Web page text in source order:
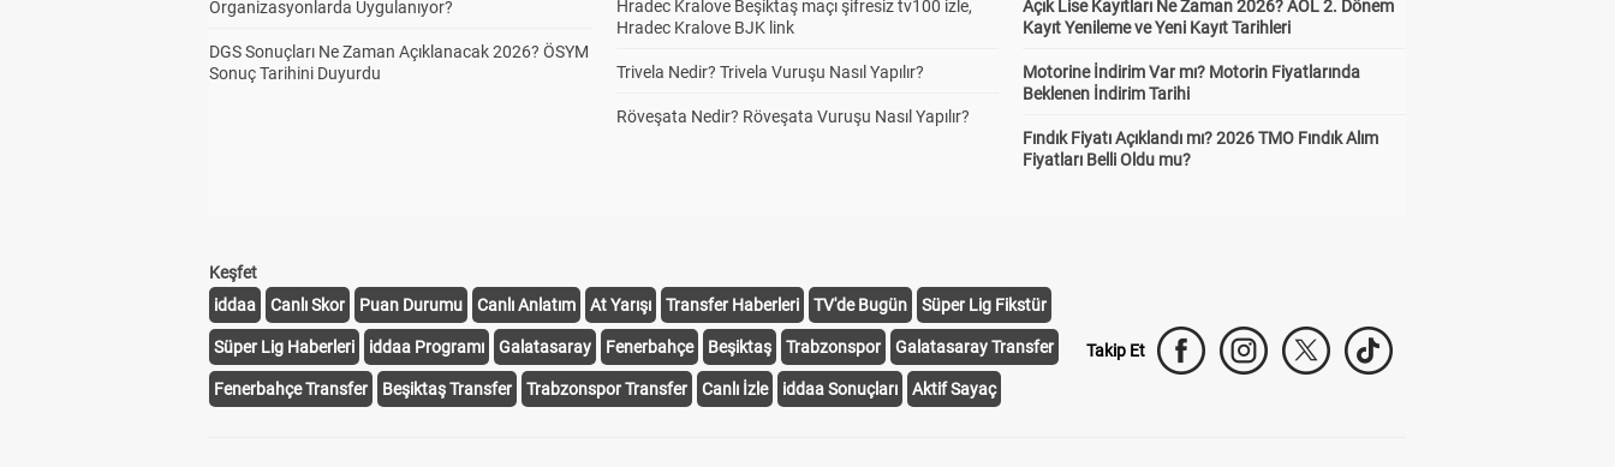
Organizasyonlarda Uygulanıyor?
DGS Sonuçları Ne Zaman Açıklanacak 2026? ÖSYM
Sonuç Tarihini Duyurdu
Hradec Kralove Beşiktaş maçı şifresiz tv100 izle,
Hradec Kralove BJK link
Trivela Nedir? Trivela Vuruşu Nasıl Yapılır?
Röveşata Nedir? Röveşata Vuruşu Nasıl Yapılır?
Açık Lise Kayıtları Ne Zaman 2026? AÖL 2. Dönem
Kayıt Yenileme ve Yeni Kayıt Tarihleri
Motorine İndirim Var mı? Motorin Fiyatlarında
Beklenen İndirim Tarihi
Fındık Fiyatı Açıklandı mı? 2026 TMO Fındık Alım
Fiyatları Belli Oldu mu?
Keşfet
iddaa
Canlı Skor Puan Durumu Canlı Anlatım At Yarışı Transfer Haberleri TV'de Bugün Süper Lig Fikstür
Süper Lig Haberleri iddaa Programı Galatasaray Fenerbahçe Beşiktaş Trabzonspor Galatasaray Transfer
Fenerbahçe Transfer Beşiktaş Transfer Trabzonspor Transfer Canlı İzle iddaa Sonuçları Aktif Sayaç
Takip Et